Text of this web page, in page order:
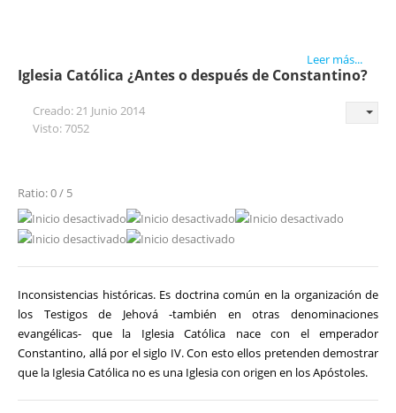
Leer más...
Iglesia Católica ¿Antes o después de Constantino?
Creado: 21 Junio 2014
Visto: 7052
Ratio: 0 / 5
Inconsistencias históricas. Es doctrina común en la organización de
los Testigos de Jehová -también en otras denominaciones
evangélicas- que la Iglesia Católica nace con el emperador
Constantino, allá por el siglo IV. Con esto ellos pretenden demostrar
que la Iglesia Católica no es una Iglesia con origen en los Apóstoles.